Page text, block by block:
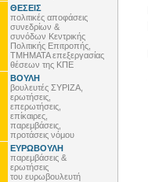
ΘΕΣΕΙΣ
πολιτικές αποφάσεις
συνεδρίων &
συνόδων Κεντρικής
Πολιτικής Επιτροπής,
ΤΜΗΜΑΤΑ επεξεργασίας
θέσεων της ΚΠΕ
ΒΟΥΛΗ
βουλευτές ΣΥΡΙΖΑ,
ερωτήσεις,
επερωτήσεις,
επίκαιρες,
παρεμβάσεις,
προτάσεις νόμου
ΕΥΡΩΒΟΥΛΗ
παρεμβάσεις &
ερωτήσεις
του ευρωβουλευτή